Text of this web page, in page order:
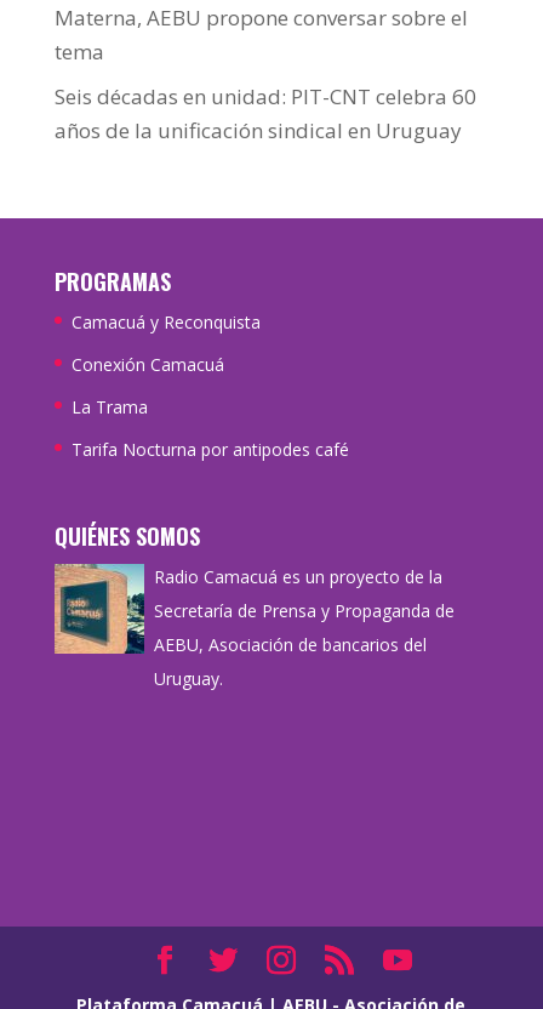
Materna, AEBU propone conversar sobre el
tema
Seis décadas en unidad: PIT-CNT celebra 60
años de la unificación sindical en Uruguay
PROGRAMAS
Camacuá y Reconquista
Conexión Camacuá
La Trama
Tarifa Nocturna por antipodes café
QUIÉNES SOMOS
Radio Camacuá es un proyecto de la
Secretaría de Prensa y Propaganda de
AEBU, Asociación de bancarios del
Uruguay.
Plataforma Camacuá |AEBU - Asociación de